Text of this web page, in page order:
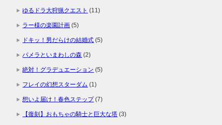
ゆるドラ大狩猟クエスト (11)
ラー様の楽園計画 (5)
ドキッ！男だらけの結婚式 (5)
パメラといまわしの森 (2)
絶対！グラデュエーション (5)
フレイの幻想スターダム (1)
想いよ届け！春色ステップ(7)
【復刻】おもちゃの騎士と巨大な塔 (3)